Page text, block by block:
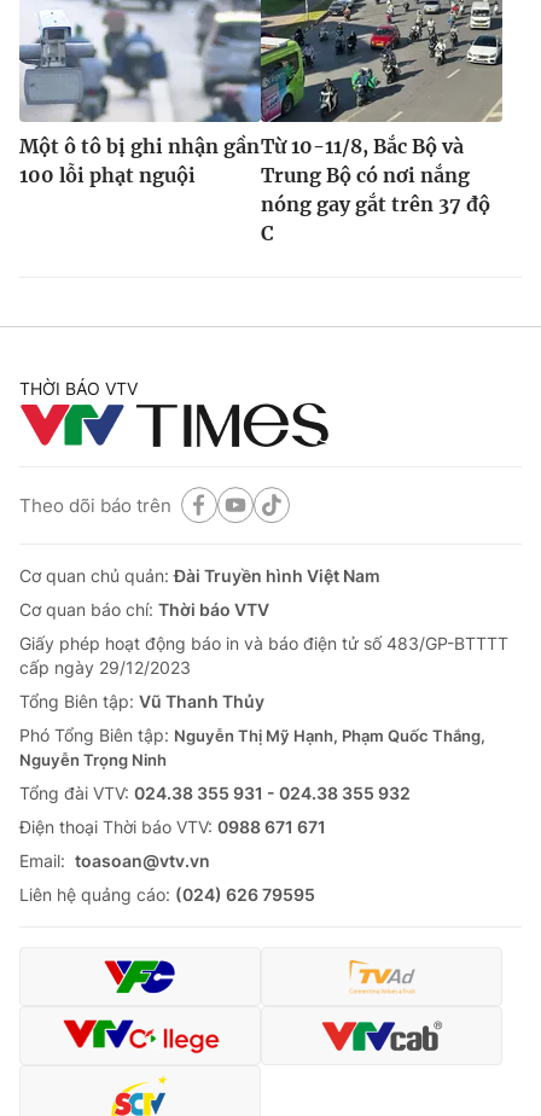
Một ô tô bị ghi nhận gần
100 lỗi phạt nguội
Từ 10-11/8, Bắc Bộ và
Trung Bộ có nơi nắng
nóng gay gắt trên 37 độ
C
THỜI BÁO VTV
Theo dõi báo trên
Cơ quan chủ quản:Đài Truyền hình Việt Nam
Cơ quan báo chí: Thời báo VTV
Giấy phép hoạt động báo in và báo điện tử số 483/GP-BTTTT
cấp ngày 29/12/2023
Tổng Biên tập: Vũ Thanh Thủy
Phó Tổng Biên tập: Nguyễn Thị Mỹ Hạnh, Phạm Quốc Thắng,
Nguyễn Trọng Ninh
Tổng đài VTV: 024.38 355 931 - 024.38 355 932
Ðiện thoại Thời báo VTV: 0988 671 671
Email: toasoan@vtv.vn
Liên hệ quảng cáo: (024) 626 79595